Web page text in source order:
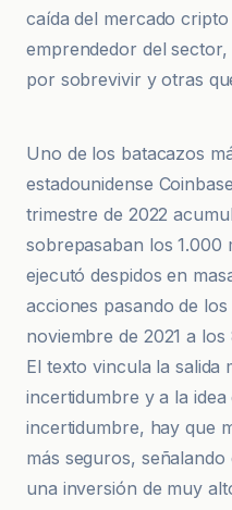
caída del mercado
emprendedor del
por sobrevivir y otras
Uno de los batacazos
estadounidense
trimestre de 2022
sobrepasaban los 1.000
ejecutó despidos en
acciones pasando de
noviembre de 2021 a los
El texto vincula la salida
incertidumbre y a la
incertidumbre, hay que
más seguros,
una inversión de muy